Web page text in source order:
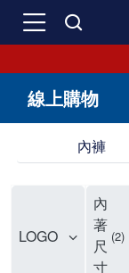
線上購物
內褲
LOGO
內
著
尺
寸
2